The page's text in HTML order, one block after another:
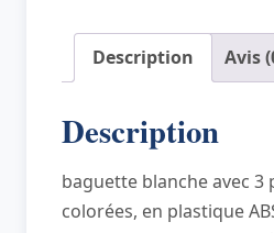
RACK,
noir/gris/gris
Description Avis
Description
baguette blanche avec 3
colorées, en plastique